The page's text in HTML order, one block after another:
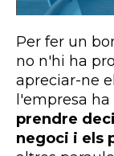
Per fer un
no n'hi ha
apreciar-ne
l'empresa ha
prendre
negoci i els